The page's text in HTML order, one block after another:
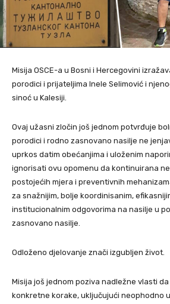
Misija OSCE-a u Bosni i Hercegovini
porodici i prijateljima Inele Selimović i
sinoć u Kalesiji.
Ovaj užasni zločin još jednom potvrđuje
porodici i rodno zasnovano nasilje ne
uprkos datim obećanjima i uloženim
ignorisati ovu opomenu da kontinuirana
postojećih mjera i preventivnih
za snažnijim, bolje koordinisanim,
institucionalnim odgovorima na nasilje u
zasnovano nasilje.
Odloženo djelovanje znači izgubljen život.
Misija još jednom poziva nadležne vlasti
konkretne korake, uključujući neophodno